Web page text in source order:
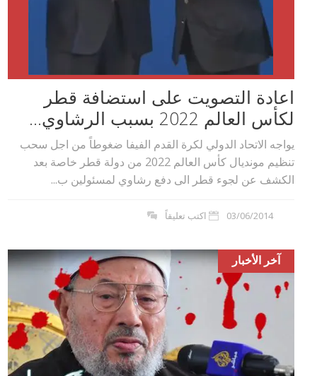
اعادة التصويت على استضافة قطر
لكأس العالم 2022 بسبب الرشاوي...
يواجه الاتحاد الدولي لكرة القدم الفيفا ضغوطاً من اجل سحب
تنظيم مونديال كأس العالم 2022 من دولة قطر خاصة بعد
الكشف عن لجوء قطر الى دفع رشاوي لمسئولين ب...
03/06/2014 اكتب تعليقاً
آخر الأخبار